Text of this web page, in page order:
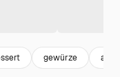
gewürze apfel